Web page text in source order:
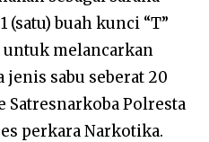
(satu) buah kunci “T”
melancarkan
sabu seberat 20
Satresnarkoba Polresta
perkara Narkotika.